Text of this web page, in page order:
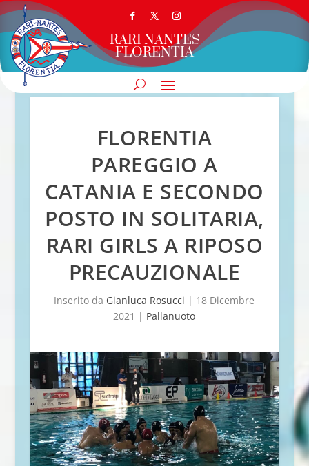
RARI NANTES
FLORENTIA
FLORENTIA
PAREGGIO A
CATANIA E SECONDO
POSTO IN SOLITARIA,
RARI GIRLS A RIPOSO
PRECAUZIONALE
Inserito da Gianluca Rosucci | 18 Dicembre
2021 | Pallanuoto